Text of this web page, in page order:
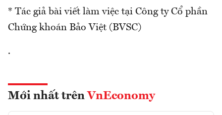
* Tác giả bài viết làm việc tại Công ty Cổ phần
Chứng khoán Bảo Việt (BVSC)
.
Mới nhất trên VnEconomy